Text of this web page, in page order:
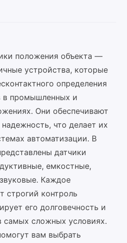
положения объекта —
устройства, которые
определения
в промышленных и
Они обеспечивают
что делает их
автоматизации. В
датчики
емкостные,
Каждое
строгий контроль
его долговечность и
самых сложных условиях.
вам выбрать